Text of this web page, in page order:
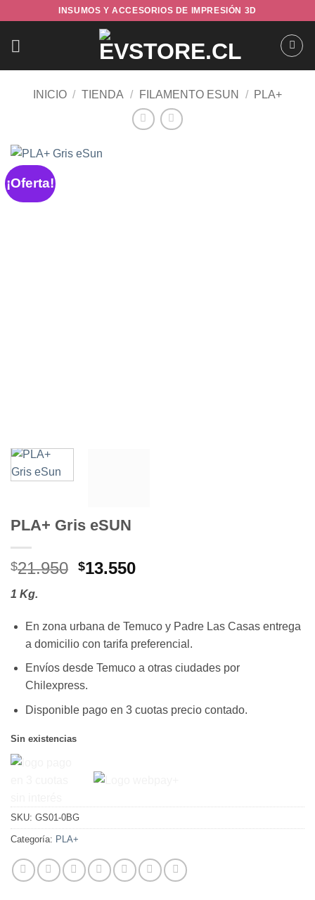
contenido
INSUMOS Y ACCESORIOS DE IMPRESIÓN 3D
INICIO / TIENDA / FILAMENTO ESUN / PLA+
¡Oferta!
PLA+ Gris eSUN
$21.950 El
era:
$21.950.
$13.550El
$13.550.
1 Kg.
En zona urbana de Temuco y Padre Las Casas entrega
a domicilio con tarifa preferencial.
Envíos desde Temuco a otras ciudades por
Chilexpress.
Disponible pago en 3 cuotas precio contado.
Sin existencias
SKU: GS01-0BG
Categoría: PLA+